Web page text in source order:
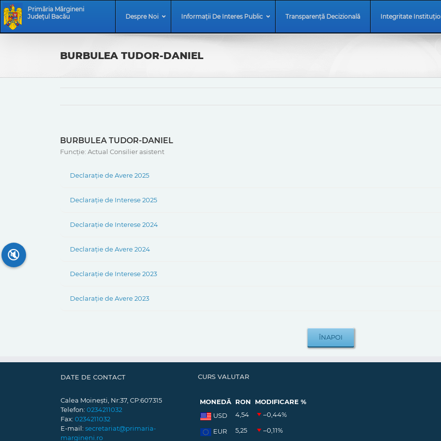
Skip
to
content
Skip
Navigation
Primăria Mărgineni
Județul Bacău
Despre Noi Informații De Interes Public Transparență Decizională Integritate
BURBULEA TUDOR-DANIEL
BURBULEA TUDOR-DANIEL
Funcție: Actual Consilier asistent
Declarație de Avere 2025
Declarație de Interese 2025
Declarație de Interese 2024
Declarație de Avere 2024
Declarație de Interese 2023
Declarație de Avere 2023
DATE DE CONTACT
Calea Moinești, Nr:37, CP:607315
Telefon: 0234211032
Fax: 0234211032
E-mail: secretariat@primaria-
margineni.ro
CURS VALUTAR
MONEDĂ RON
MODIFICARE %
USD
4,54 –0,44%
EUR 5,25 –0,11%
🔇